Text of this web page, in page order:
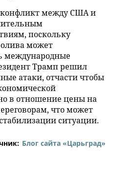
между США и
поскольку
может
международные
Трамп решил
атаки, отчасти чтобы
в отношение цены на
что может
ситуации.
Блог сайта «Царьград»